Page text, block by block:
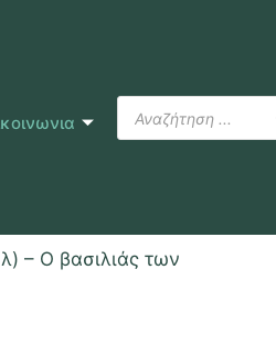
– Ο βασιλιάς των